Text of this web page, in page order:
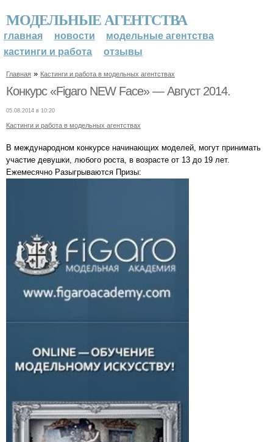
МОДЕЛЬНЫЕ АГЕНТСТВА
главная новости
модельные агентства
кастинги и работа
отзывы
Главная » Кастинги и работа в модельных агентствах
Конкурс «Figaro NEW Face» — Август 2014.
05.08.2014 в 10:20
Кастинги и работа в модельных агентствах
В международном конкурсе начинающих моделей, могут принимать
участие девушки, любого роста, в возрасте от 13 до 19 лет.
Ежемесячно Разыгрываются Призы: